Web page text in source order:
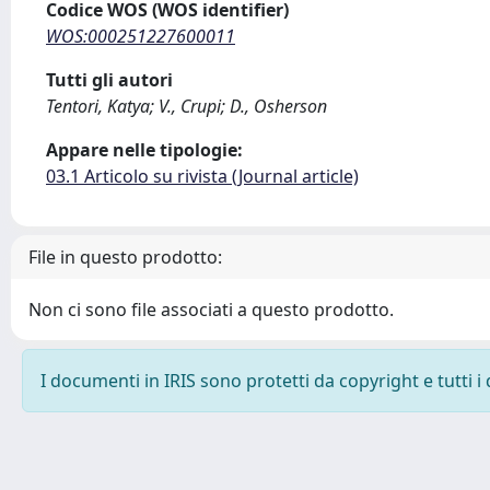
Codice WOS (WOS identifier)
WOS:000251227600011
Tutti gli autori
Tentori, Katya; V., Crupi; D., Osherson
Appare nelle tipologie:
03.1 Articolo su rivista (Journal article)
File in questo prodotto:
Non ci sono file associati a questo prodotto.
I documenti in IRIS sono protetti da copyright e tutti